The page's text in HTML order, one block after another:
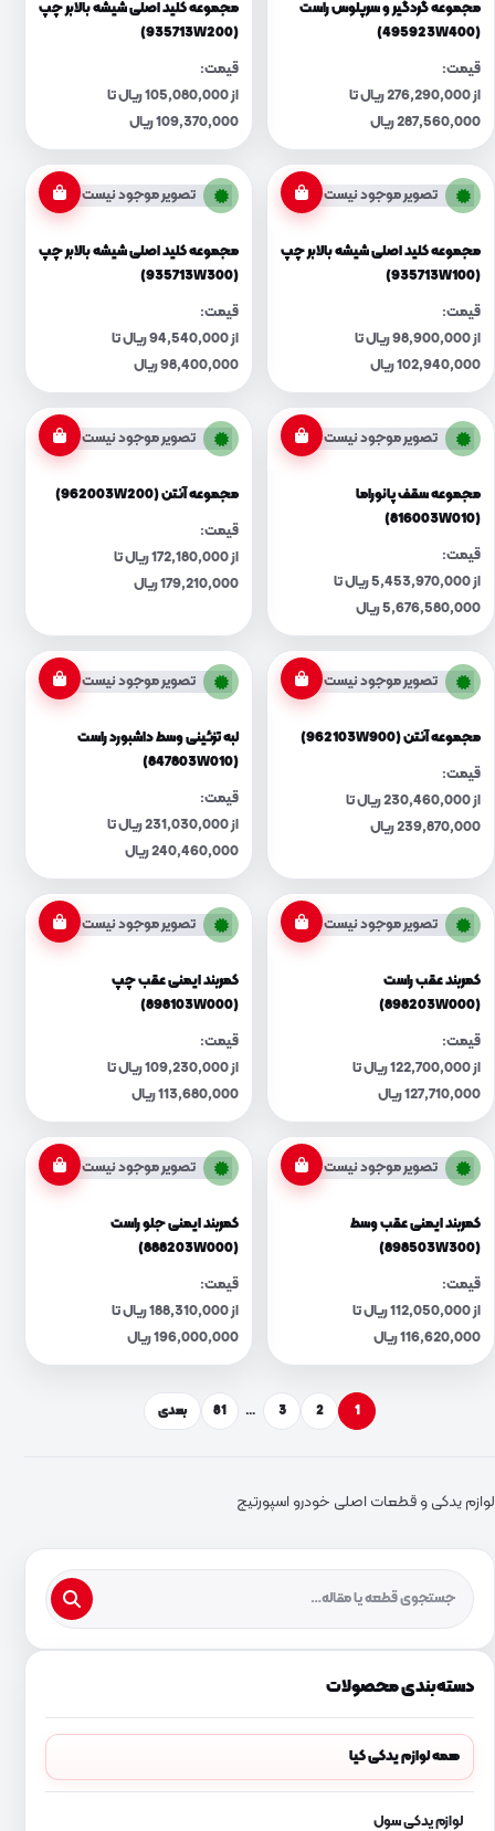
مجموعه گردگیر و سرپلوس راست
(495923W400)
قیمت:
از 276,290,000 ریال تا
287,560,000 ریال
مجموعه کلید اصلی شیشه بالابر چپ
(935713W200)
قیمت:
از 105,080,000 ریال تا
109,370,000 ریال
تصویر موجود نیست
مجموعه کلید اصلی شیشه بالابر چپ
(935713W100)
قیمت:
از 98,900,000 ریال تا
102,940,000 ریال
تصویر موجود نیست
مجموعه کلید اصلی شیشه بالابر چپ
(935713W300)
قیمت:
از 94,540,000 ریال تا
98,400,000 ریال
تصویر موجود نیست
مجموعه سقف پانوراما
(816003W010)
قیمت:
از 5,453,970,000 ریال تا
5,676,580,000 ریال
تصویر موجود نیست
مجموعه آنتن (962003W200)
قیمت:
از 172,180,000 ریال تا
179,210,000 ریال
تصویر موجود نیست
مجموعه آنتن (962103W900)
قیمت:
از 230,460,000 ریال تا
239,870,000 ریال
تصویر موجود نیست
لبه تزئینی وسط داشبورد راست
(847803W010)
قیمت:
از 231,030,000 ریال تا
240,460,000 ریال
تصویر موجود نیست
کمربند عقب راست
(898203W000)
قیمت:
از 122,700,000 ریال تا
127,710,000 ریال
تصویر موجود نیست
کمربند ایمنی عقب چپ
(898103W000)
قیمت:
از 109,230,000 ریال تا
113,680,000 ریال
تصویر موجود نیست
کمربند ایمنی عقب وسط
(898503W300)
قیمت:
از 112,050,000 ریال تا
116,620,000 ریال
تصویر موجود نیست
کمربند ایمنی جلو راست
(888203W000)
قیمت:
از 188,310,000 ریال تا
196,000,000 ریال
1
2
3
…
81 بعدی
لوازم یدکی و قطعات اصلی خودرو اسپورتیج
دسته‌بندی محصولات
همه لوازم یدکی کیا
لوازم یدکی سول